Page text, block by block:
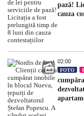
pază!
cauza
02:00
FOTO